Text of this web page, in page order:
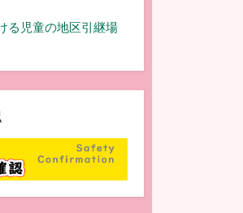
る児童の地区引継場